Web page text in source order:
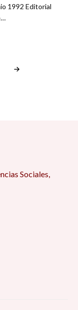
1992 Editorial
Sociales,